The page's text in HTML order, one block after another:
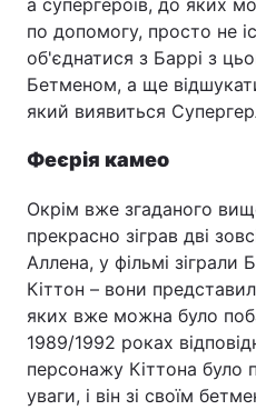
а супергероїв, до яких
по допомогу, просто не
об'єднатися з Баррі з
Бетменом, а ще
який виявиться
Феєрія камео
Окрім вже згаданого
прекрасно зіграв дві
Аллена, у фільмі
Кіттон – вони
яких вже можна було
1989/1992 роках
персонажу Кіттона було
уваги, і він зі своїм